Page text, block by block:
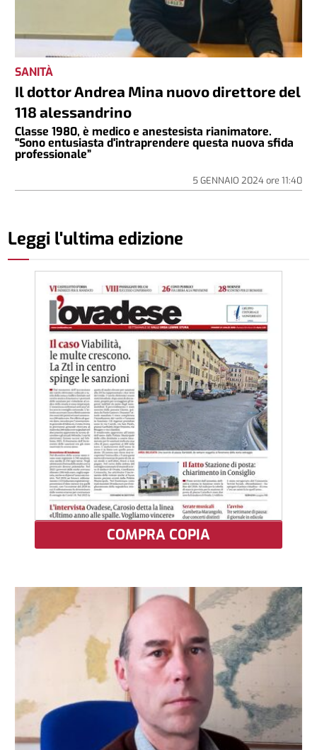
SANITÀ
Il dottor Andrea Mina nuovo direttore del
118 alessandrino
Classe 1980, è medico e anestesista rianimatore.
"Sono entusiasta d'intraprendere questa nuova sfida
professionale”
5 GENNAIO 2024ore 11:40
Leggi l'ultima edizione
COMPRA COPIA